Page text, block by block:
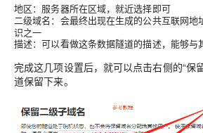
地区 ：服务器所在区域，就近选择即可
二级域名 ：会最终出现在生成的公共互联网地
识之一
描述：可以看做这条数据隧道的描述，能够与
完成这几项设置后，就可以点击右侧的“保
道保留下来。